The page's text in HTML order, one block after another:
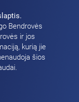
Bendrovės
ir jos
kurią jie
šios